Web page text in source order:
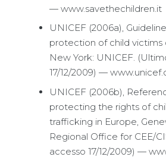
— www.savethechildren.it
UNICEF (2006a),
protection of child victims
New York: UNICEF.
17/12/2009) —
UNICEF (2006b),
protecting the rights of
trafficking in Europe,
Regional Office for CEE/
accesso 17/12/2009) —